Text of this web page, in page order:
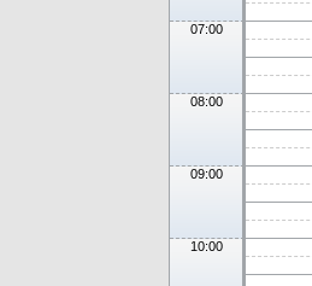
07:00
08:00
09:00
10:00